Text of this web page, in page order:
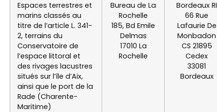
Espaces terrestres et
marins classés au
titre de l’article L. 341-
2, terrains du
Conservatoire de
l’espace littoral et
des rivages lacustres
situés sur l’île d’Aix,
ainsi que le port de la
Rade (Charente-
Maritime)
Bureau de La
Rochelle
185, Bd Emile
Delmas
17010 La
Rochelle
Bordeaux RI
66 Rue
Lafaurie De
Monbadon
CS 21895
Cedex
33081
Bordeaux